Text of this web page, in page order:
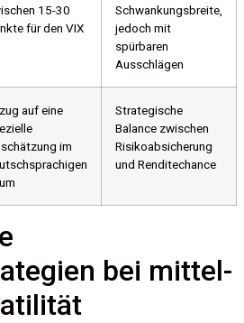
15-30
für den VIX
Schwankungsbreite,
jedoch mit
spürbaren
Ausschlägen
auf eine
im
Strategische
Balance zwischen
Risikoabsicherung
und Renditechance
bei mittel-